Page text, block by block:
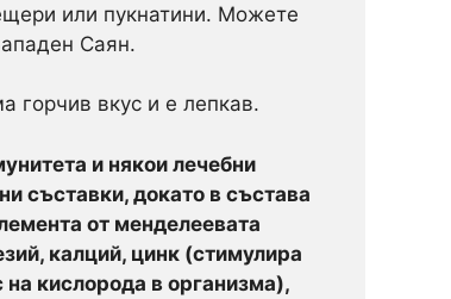
или пукнатини. Можете
Саян.
горчив вкус и е лепкав.
и някои лечебни
съставки, докато в състава
от менделеевата
калций, цинк (стимулира
кислорода в организма),